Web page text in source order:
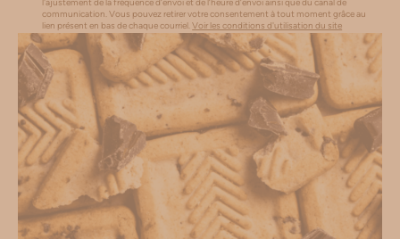
communication. Vous pouvez retirer votre consentement à tout moment grâce au
lien présent en bas de chaque courriel.Voir les conditions d'utilisation du site